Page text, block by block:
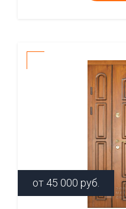
от 45 000 руб.